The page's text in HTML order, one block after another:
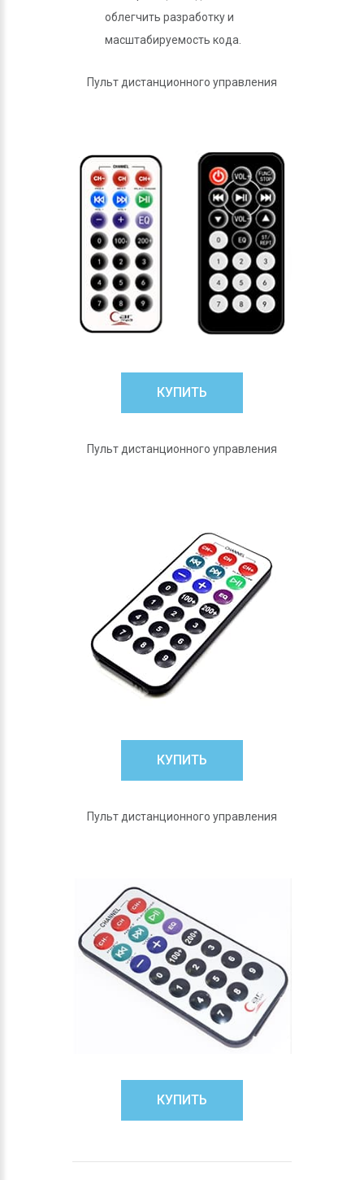
облегчить разработку и
масштабируемость кода.
Пульт дистанционного управления
КУПИТЬ
Пульт дистанционного управления
КУПИТЬ
Пульт дистанционного управления
КУПИТЬ